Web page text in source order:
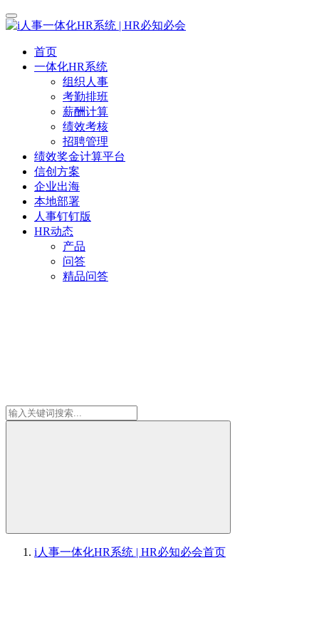
首页
一体化HR系统
组织人事
考勤排班
薪酬计算
绩效考核
招聘管理
绩效奖金计算平台
信创方案
企业出海
本地部署
人事钉钉版
HR动态
产品
问答
精品问答
i人事一体化HR系统 | HR必知必会首页